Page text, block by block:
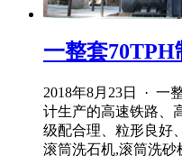
一整套
2018年8月23日 · 一
计生产的高速铁路、
级配合理、粒形良好
滚筒洗石机,滚筒洗